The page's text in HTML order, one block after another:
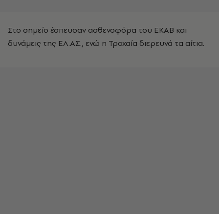
Στο σημείο έσπευσαν ασθενοφόρα του ΕΚΑΒ και
δυνάμεις της ΕΛ.ΑΣ., ενώ η Τροχαία διερευνά τα αίτια.